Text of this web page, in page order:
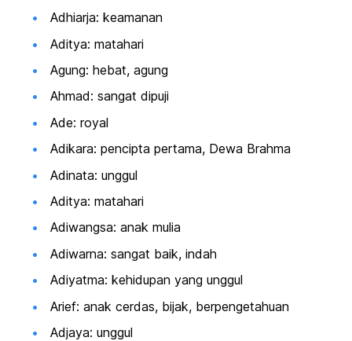
Adhiarja: keamanan
Aditya: matahari
Agung: hebat, agung
Ahmad: sangat dipuji
Ade: royal
Adikara: pencipta pertama, Dewa Brahma
Adinata: unggul
Aditya: matahari
Adiwangsa: anak mulia
Adiwarna: sangat baik, indah
Adiyatma: kehidupan yang unggul
Arief: anak cerdas, bijak, berpengetahuan
Adjaya: unggul